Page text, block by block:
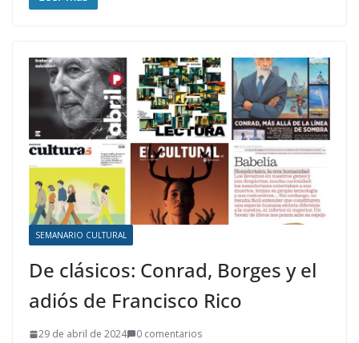
SEMANARIO CULTURAL
De clásicos: Conrad, Borges y el
adiós de Francisco Rico
29 de abril de 2024
0 comentarios